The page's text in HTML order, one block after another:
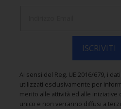
ISCRIVITI
Ai sensi del Reg. UE 2016/679, i
utilizzati esclusivamente per
merito alle attività ed alle iniziative
unico e non verranno diffusi a